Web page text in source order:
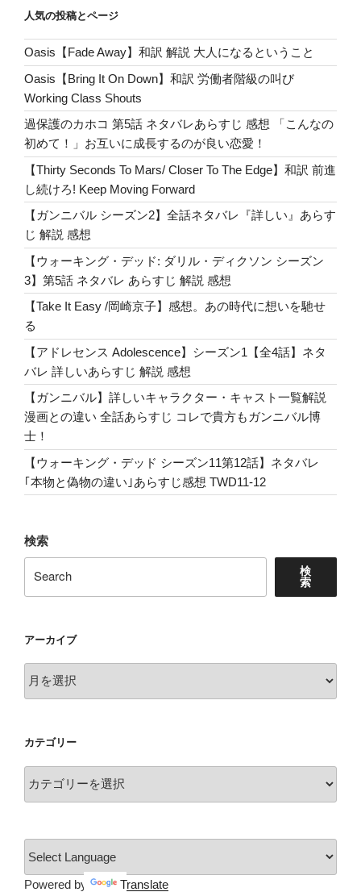
ア。
収
納
ボ
ッ
ク
ス
の
選
び
方、
教
え
ま
す！”
の
a
e
ss
er e
b
o
o
k
人気の投稿とページ
Oasis【Fade Away】和訳 解説 大人になるということ
Oasis【Bring It On Down】和訳 労働者階級の叫び
Working Class Shouts
過保護のカホコ 第5話 ネタバレあらすじ 感想 「こんなの
初めて！」お互いに成長するのが良い恋愛！
【Thirty Seconds To Mars/ Closer To The Edge】和訳 前進
し続けろ! Keep Moving Forward
【ガンニバル シーズン2】全話ネタバレ『詳しい』あらす
じ 解説 感想
【ウォーキング・デッド: ダリル・ディクソン シーズン
3】第5話 ネタバレ あらすじ 解説 感想
【Take It Easy /岡崎京子】感想。あの時代に想いを馳せ
る
【アドレセンス Adolescence】シーズン1【全4話】ネタ
バレ 詳しいあらすじ 解説 感想
【ガンニバル】詳しいキャラクター・キャスト一覧解説
漫画との違い 全話あらすじ コレで貴方もガンニバル博
士！
【ウォーキング・デッド シーズン11第12話】ネタバレ
｢本物と偽物の違い｣あらすじ感想 TWD11-12
検索
検
索
アーカイブ
ー
ブ
カテゴリー
テ
ー
Powered by Translate